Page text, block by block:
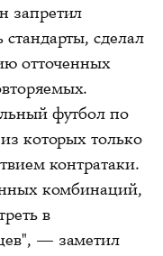
запретил
сделал
отточенных
футбол по
которых только
контратаки.
комбинаций,
в
— заметил